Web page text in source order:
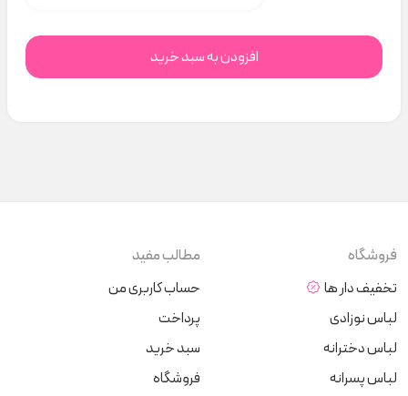
افزودن به سبد خرید
فروشگاه
تخفیف دار ها
لباس نوزادی
لباس دخترانه
لباس پسرانه
مطالب مفید
حساب کاربری من
پرداخت
سبد خرید
فروشگاه